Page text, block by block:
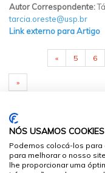
Autor Correspondente:
tarcia.oreste@usp.br
Link externo para Artigo
PÁGINAS
« 5 6
»
NÓS USAMOS COOKIES
Podemos colocá-los
para melhorar o nosso
lhe proporcionar uma